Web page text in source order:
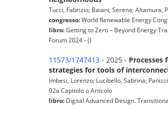
Tucci, Fabrizio; Baiani, Serena; Altamura,
congresso:World Renewable Energy
libro:Getting to Zero – Beyond Energy
Forum 2024 - ()
11573/1747413 - 2025 -
strategies for tools of
Imbesi, Lorenzo; Lucibello, Sabrina;
02a Capitolo o Articolo
libro: Digital Advanced Design.